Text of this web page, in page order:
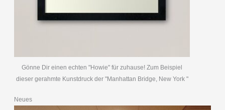
Gönne Dir einen echten "Howie" für zuhause! Zum Beispiel
dieser gerahmte Kunstdruck der "Manhattan Bridge, New York "
Neues